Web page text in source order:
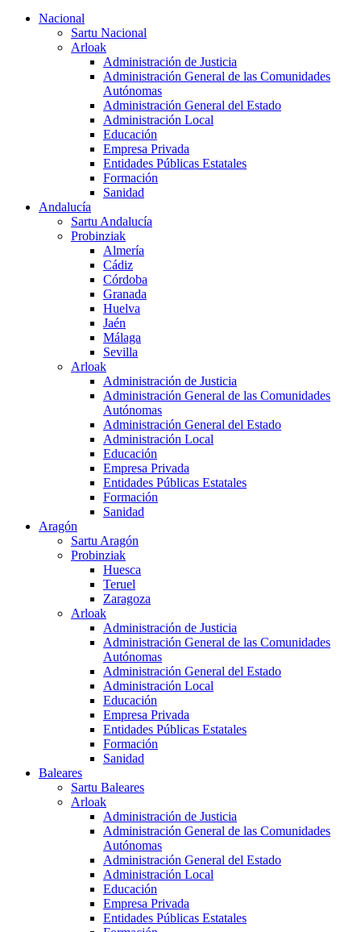
Nacional
Sartu Nacional
Arloak
Administración de Justicia
Administración General de las Comunidades
Autónomas
Administración General del Estado
Administración Local
Educación
Empresa Privada
Entidades Públicas Estatales
Formación
Sanidad
Andalucía
Sartu Andalucía
Probinziak
Almería
Cádiz
Córdoba
Granada
Huelva
Jaén
Málaga
Sevilla
Arloak
Administración de Justicia
Administración General de las Comunidades
Autónomas
Administración General del Estado
Administración Local
Educación
Empresa Privada
Entidades Públicas Estatales
Formación
Sanidad
Aragón
Sartu Aragón
Probinziak
Huesca
Teruel
Zaragoza
Arloak
Administración de Justicia
Administración General de las Comunidades
Autónomas
Administración General del Estado
Administración Local
Educación
Empresa Privada
Entidades Públicas Estatales
Formación
Sanidad
Baleares
Sartu Baleares
Arloak
Administración de Justicia
Administración General de las Comunidades
Autónomas
Administración General del Estado
Administración Local
Educación
Empresa Privada
Entidades Públicas Estatales